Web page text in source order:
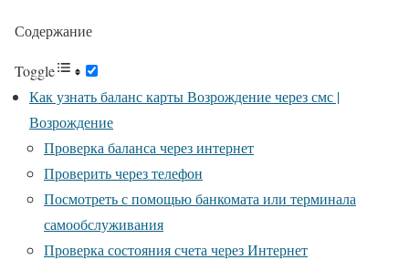
Содержание
Toggle
Как узнать баланс карты Возрождение через смс |
Возрождение
Проверка баланса через интернет
Проверить через телефон
Посмотреть с помощью банкомата или терминала
самообслуживания
Проверка состояния счета через Интернет